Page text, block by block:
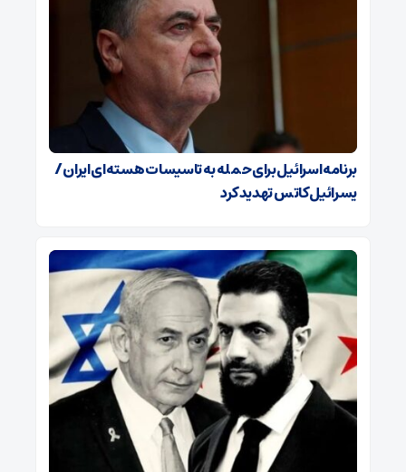
برنامه اسرائیل برای حمله به تاسیسات هسته‌ای ایران /
یسرائیل کاتس تهدید کرد